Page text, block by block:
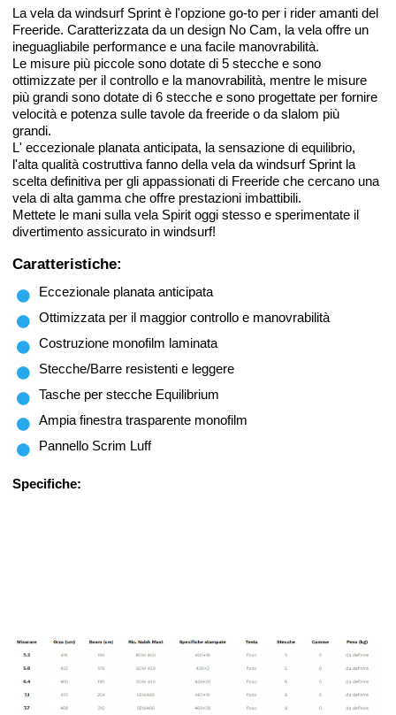
La vela da windsurf Sprint è l'opzione go-to per i rider amanti del
Freeride. Caratterizzata da un design No Cam, la vela offre un
ineguagliabile performance e una facile manovrabilità.
Le misure più piccole sono dotate di 5 stecche e sono
ottimizzate per il controllo e la manovrabilità, mentre le misure
più grandi sono dotate di 6 stecche e sono progettate per fornire
velocità e potenza sulle tavole da freeride o da slalom più
grandi.
L' eccezionale planata anticipata, la sensazione di equilibrio,
l'alta qualità costruttiva fanno della vela da windsurf Sprint la
scelta definitiva per gli appassionati di Freeride che cercano una
vela di alta gamma che offre prestazioni imbattibili.
Mettete le mani sulla vela Spirit oggi stesso e sperimentate il
divertimento assicurato in windsurf!
Caratteristiche:
Eccezionale planata anticipata
Ottimizzata per il maggior controllo e manovrabilità
Costruzione monofilm laminata
Stecche/Barre resistenti e leggere
Tasche per stecche Equilibrium
Ampia finestra trasparente monofilm
Pannello Scrim Luff
Specifiche: